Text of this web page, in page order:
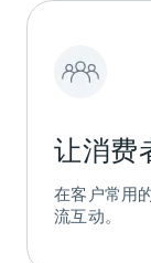
让消费
在客户常用
流互动。